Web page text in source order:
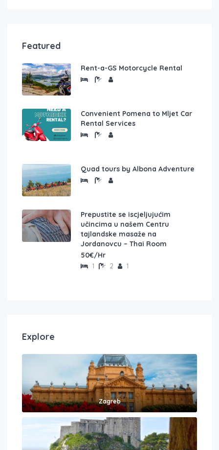
Featured
Rent-a-GS Motorcycle Rental
Convenient Pomena to Mljet Car
Rental Services
Quad tours by Albona Adventure
Prepustite se iscjeljujućim
učincima u našem Centru
tajlandske masaže na
Jordanovcu – Thai Room
50€/Hr
1 2 1
Explore
Zagreb